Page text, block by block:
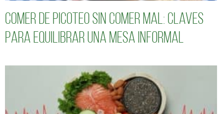
Comer de picoteo sin comer mal: claves
para equilibrar una mesa informal